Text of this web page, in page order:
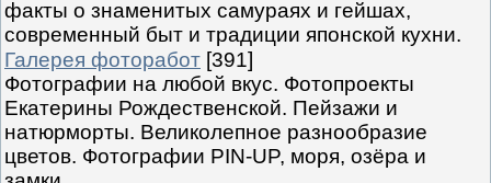
факты о знаменитых самураях и гейшах,
современный быт и традиции японской кухни.
Галерея фоторабот [391]
Фотографии на любой вкус. Фотопроекты
Екатерины Рождественской. Пейзажи и
натюрморты. Великолепное разнообразие
цветов. Фотографии PIN-UP, моря, озёра и